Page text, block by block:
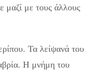
μαζί με τους άλλους
Τα λείψανά του
Η μνήμη του